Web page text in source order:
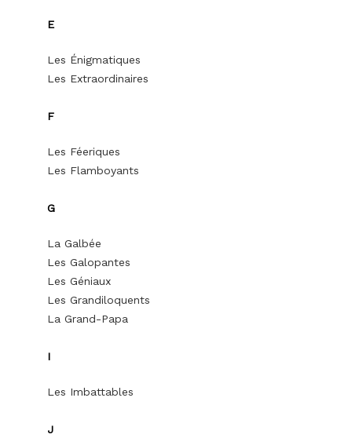
E
Les Énigmatiques
Les Extraordinaires
F
Les Féeriques
Les Flamboyants
G
La Galbée
Les Galopantes
Les Géniaux
Les Grandiloquents
La Grand-Papa
I
Les Imbattables
J